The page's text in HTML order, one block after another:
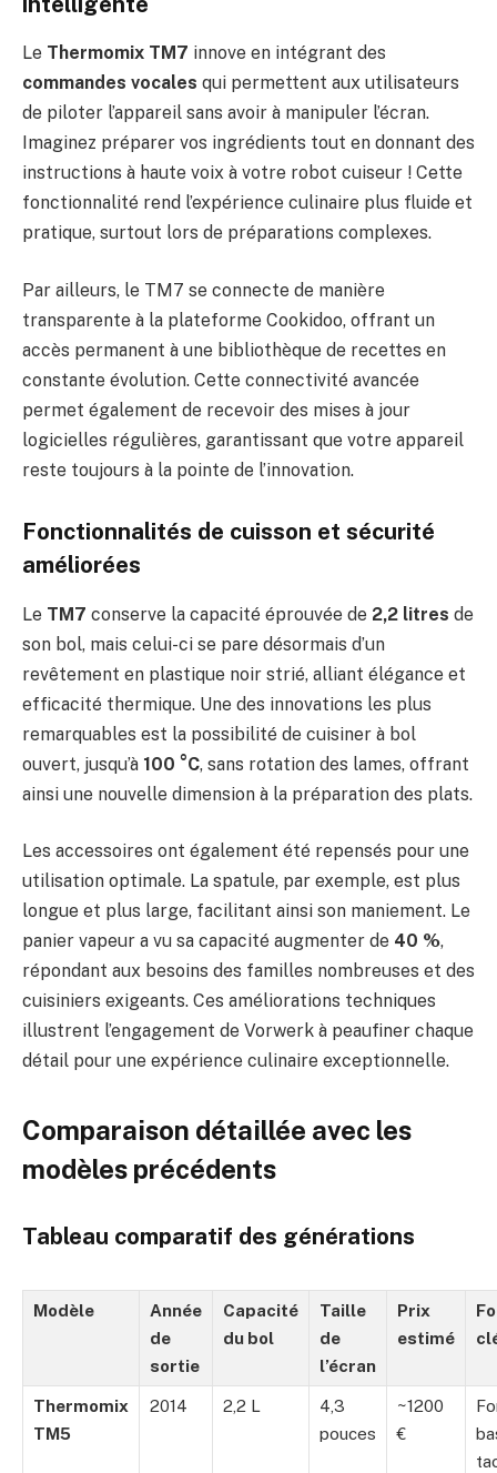
Le Thermomix TM7 innove en intégrant des
commandes vocales qui permettent aux utilisateurs
de piloter l’appareil sans avoir à manipuler l’écran.
Imaginez préparer vos ingrédients tout en donnant des
instructions à haute voix à votre robot cuiseur ! Cette
fonctionnalité rend l’expérience culinaire plus fluide et
pratique, surtout lors de préparations complexes.
Par ailleurs, le TM7 se connecte de manière
transparente à la plateforme Cookidoo, offrant un
accès permanent à une bibliothèque de recettes en
constante évolution. Cette connectivité avancée
permet également de recevoir des mises à jour
logicielles régulières, garantissant que votre appareil
reste toujours à la pointe de l’innovation.
Fonctionnalités de cuisson et sécurité
améliorées
Le TM7 conserve la capacité éprouvée de 2,2 litres de
son bol, mais celui-ci se pare désormais d’un
revêtement en plastique noir strié, alliant élégance et
efficacité thermique. Une des innovations les plus
remarquables est la possibilité de cuisiner à bol
ouvert, jusqu’à 100 °C, sans rotation des lames, offrant
ainsi une nouvelle dimension à la préparation des plats.
Les accessoires ont également été repensés pour une
utilisation optimale. La spatule, par exemple, est plus
longue et plus large, facilitant ainsi son maniement. Le
panier vapeur a vu sa capacité augmenter de 40 %,
répondant aux besoins des familles nombreuses et des
cuisiniers exigeants. Ces améliorations techniques
illustrent l’engagement de Vorwerk à peaufiner chaque
détail pour une expérience culinaire exceptionnelle.
Comparaison détaillée avec les
modèles précédents
Tableau comparatif des générations
Modèle
Année
de
sortie
Capacité
du bol
Taille
de
l’écran
Prix
estimé
Thermomix
TM5
2014 2,2 L
4,3
pouces
~1200
€